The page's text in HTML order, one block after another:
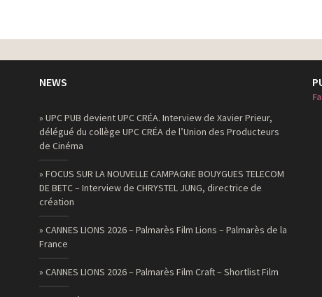
NEWS
» UPC PUB devient UPC CRÉA. Interview de Xavier Prieur,
délégué du collège UPC CRÉA de l’Union des Producteurs
de Cinéma
» FOCUS SUR LA NOUVELLE CAMPAGNE BOUYGUES TELECOM
DE BETC – Interview de CHRYSTEL JUNG, directrice de
création
» CANNES LIONS 2026 – Palmarès Film Lions – Palmarès de la
France
» CANNES LIONS 2026 – Palmarès Film Craft – Shortlist Film